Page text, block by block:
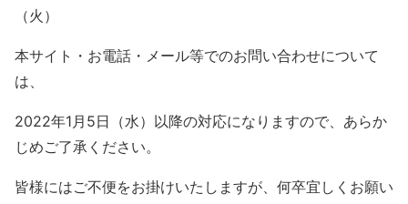
（火）
本サイト・お電話・メール等でのお問い合わせについて
は、
2022年1月5日（水）以降の対応になりますので、あらか
じめご了承ください。
皆様にはご不便をお掛けいたしますが、何卒宜しくお願い